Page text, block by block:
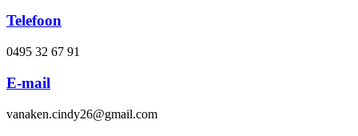
Telefoon
0495 32 67 91
E-mail
vanaken.cindy26@gmail.com